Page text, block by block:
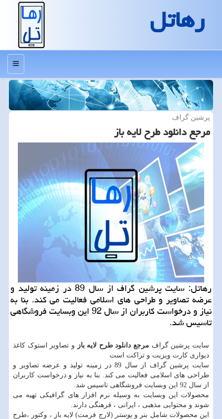
رهاتل
منو
پرشین گراف
مرجع دانلود طرح لایه باز
رهاتل: سایت پرشین گراف از سال 89 در زمینه تولید و
عرضه تصاویر و طراحی های اسلامی فعالیت می كند. بنا به
نیاز و درخواست كاربران از سال 92 این وبسایت فروشگاهی
تاسیس شد.
سایت پرشین گراف مرجع دانلود طرح لایه باز
و تصاویر استوک کاغذ
دیواری کارت ویزیت و تراکت است
سایت پرشین گراف از سال 89 در زمینه تولید و عرضه تصاویر و
طراحی های اسلامی فعالیت می کند. بنا به نیاز و درخواست کاربران
از سال 92 این وبسایت فروشگاهی تاسیس شد.
محصولات این وبسایت به وسیله نرم افزار های گرافیکی تهیه می
شوند و محتوایی مذهبی ، ایرانی ، فرهنگی دارند.
این محصولات شامل بنر وپوستر
(لارج فرمت) لایه باز ، وکتور ،طرح